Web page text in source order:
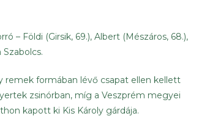
– Földi (Girsik, 69.), Albert (Mészáros, 68.),
remek formában lévő csapat ellen kellett
zsinórban, míg a Veszprém megyei
kapott ki Kis Károly gárdája.